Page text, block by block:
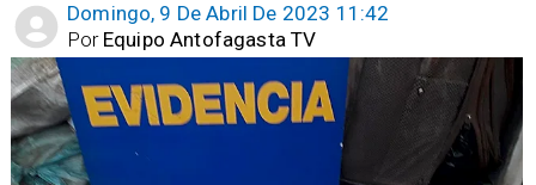
Domingo, 9 De Abril De 2023 11:42
Equipo Antofagasta TV
Por